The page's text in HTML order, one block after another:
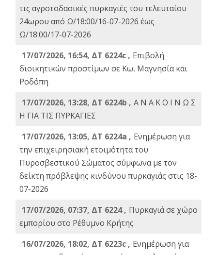
τις αγροτοδασικές πυρκαγιές του τελευταίου
24ωρου από Ω/18:00/16-07-2026 έως
Ω/18:00/17-07-2026
17/07/2026, 16:54, ΔΤ 6224c , Επιβολή
διοικητικών προστίμων σε Κω, Μαγνησία και
Ροδόπη
17/07/2026, 13:28, ΔΤ 6224b , Α Ν Α Κ Ο Ι Ν Ω Σ
Η ΓΙΑ ΤΙΣ ΠΥΡΚΑΓΙΕΣ
17/07/2026, 13:05, ΔΤ 6224a , Ενημέρωση για
την επιχειρησιακή ετοιμότητα του
Πυροσβεστικού Σώματος σύμφωνα με τον
δείκτη πρόβλεψης κινδύνου πυρκαγιάς στις 18-
07-2026
17/07/2026, 07:37, ΔΤ 6224 , Πυρκαγιά σε χώρο
εμπορίου στο Ρέθυμνο Κρήτης
16/07/2026, 18:02, ΔΤ 6223c , Ενημέρωση για